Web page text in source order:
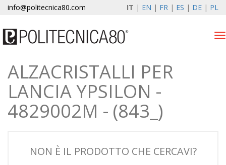
info@politecnica80.com IT | EN | FR | ES | DE | PL
domenica 9 agosto 2026
Alzacristalli elettrici
Registrazione garanzia
News & Eventi
ALZACRISTALLI PER
LANCIA YPSILON -
4829002M - (843_)
NON È IL PRODOTTO CHE CERCAVI?